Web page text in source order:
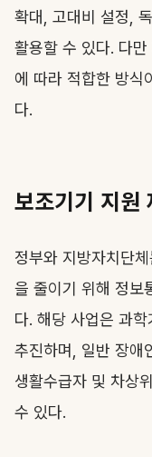
확대, 고대비 설정,
활용할 수 있다. 다
에 따라 적합한 방식
다.
보조기기 지
정부와 지방자치단
을 줄이기 위해 정보
다. 해당 사업은 과
추진하며, 일반 장애
생활수급자 및 차상
수 있다.